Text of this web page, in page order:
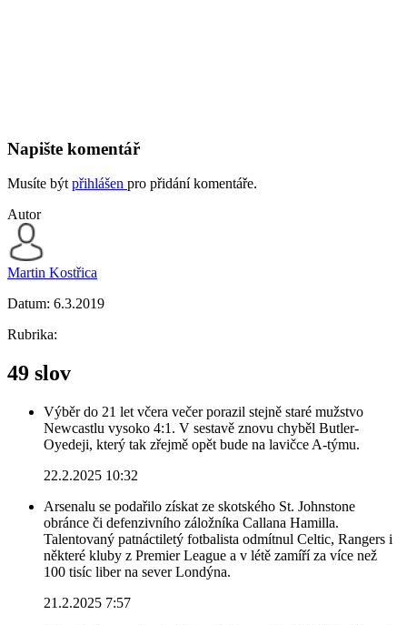
Napište komentář
Musíte být přihlášen pro přidání komentáře.
Autor
Martin Kostřica
Datum: 6.3.2019
Rubrika:
49 slov
Výběr do 21 let včera večer porazil stejně staré mužstvo
Newcastlu vysoko 4:1. V sestavě znovu chyběl Butler-
Oyedeji, který tak zřejmě opět bude na lavičce A-týmu.
22.2.2025 10:32
Arsenalu se podařilo získat ze skotského St. Johnstone
obránce či defenzivního záložníka Callana Hamilla.
Talentovaný patnáctiletý fotbalista odmítnul Celtic, Rangers i
některé kluby z Premier League a v létě zamíří za více než
100 tisíc liber na sever Londýna.
21.2.2025 7:57